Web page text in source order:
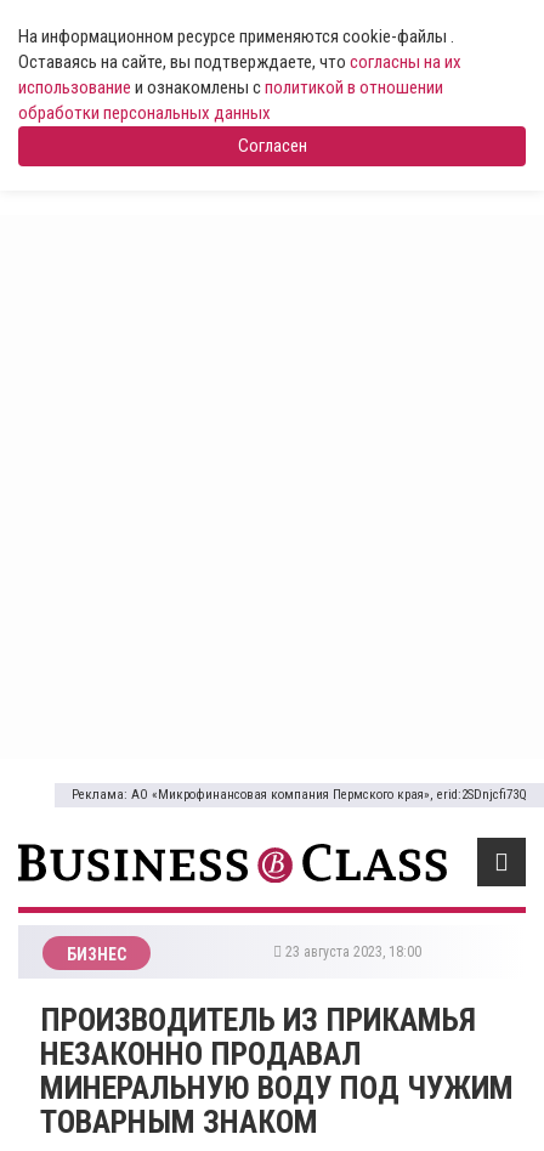
На информационном ресурсе применяются cookie-файлы .
Оставаясь на сайте, вы подтверждаете, что согласны на их
использование и ознакомлены сполитикой в отношении
обработки персональных данных
Согласен
Реклама: АО «Микрофинансовая компания Пермского края», erid:2SDnjcfi73Q
БИЗНЕС 23 августа 2023, 18:00
​ПРОИЗВОДИТЕЛЬ ИЗ ПРИКАМЬЯ
НЕЗАКОННО ПРОДАВАЛ
МИНЕРАЛЬНУЮ ВОДУ ПОД ЧУЖИМ
ТОВАРНЫМ ЗНАКОМ